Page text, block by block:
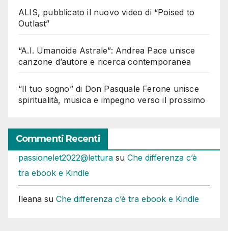
ALIS, pubblicato il nuovo video di “Poised to
Outlast”
“A.I. Umanoide Astrale”: Andrea Pace unisce
canzone d’autore e ricerca contemporanea
“Il tuo sogno” di Don Pasquale Ferone unisce
spiritualità, musica e impegno verso il prossimo
Commenti Recenti
passionelet2022@lettura su Che differenza c’è
tra ebook e Kindle
Ileana su Che differenza c’è tra ebook e Kindle